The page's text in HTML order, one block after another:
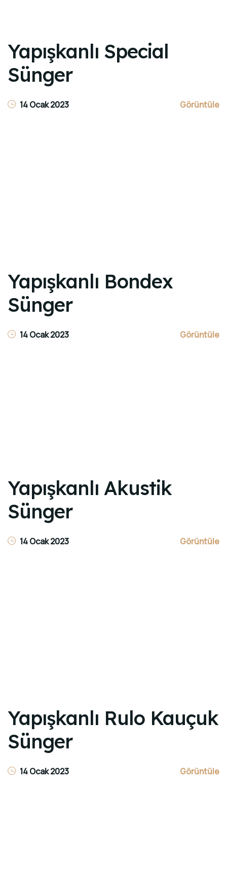
Yapışkanlı Special
Sünger
14 Ocak 2023 Görüntüle
Yapışkanlı Bondex
Sünger
14 Ocak 2023 Görüntüle
Yapışkanlı Akustik
Sünger
14 Ocak 2023 Görüntüle
Yapışkanlı Rulo Kauçuk
Sünger
14 Ocak 2023 Görüntüle